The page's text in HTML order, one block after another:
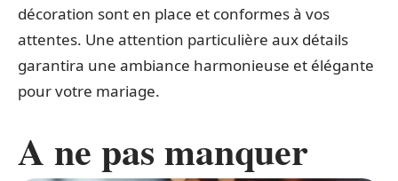
décoration sont en place et conformes à vos
attentes. Une attention particulière aux détails
garantira une ambiance harmonieuse et élégante
pour votre mariage.
A ne pas manquer